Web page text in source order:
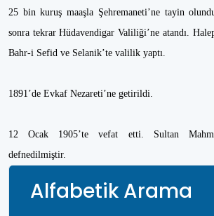
25 bin kuruş maaşla Şehremaneti’ne tayin
sonra tekrar Hüdavendigar Valiliği’ne atandı.
Bahr-i Sefid ve Selanik’te valilik yaptı.
1891’de Evkaf Nezareti’ne getirildi.
12 Ocak 1905’te vefat etti. Sultan
defnedilmiştir.
Alfabetik Arama